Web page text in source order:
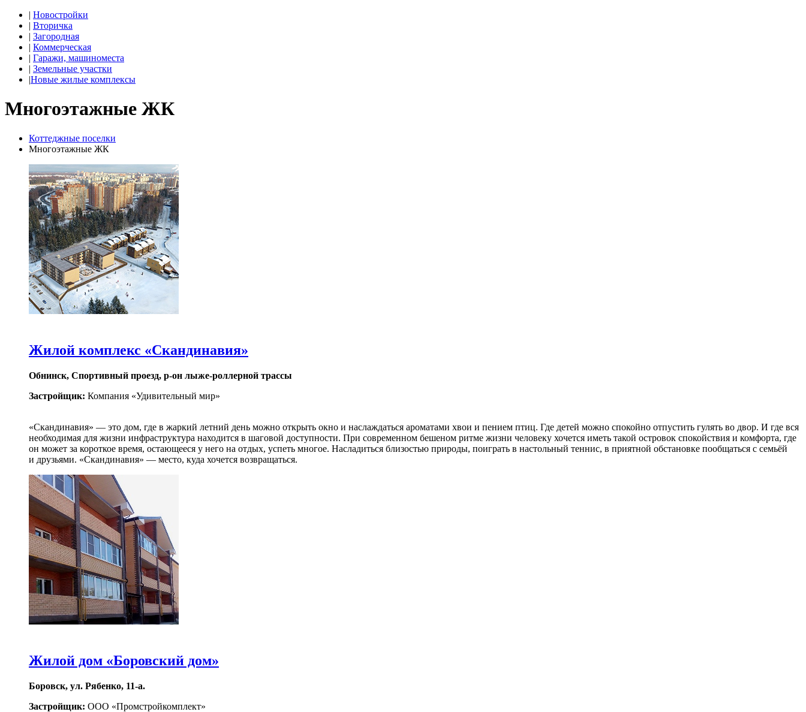
| Новостройки
| Вторичка
| Загородная
| Коммерческая
| Гаражи, машиноместа
| Земельные участки
|Новые жилые комплексы
Многоэтажные ЖК
Коттеджные поселки
Многоэтажные ЖК
Жилой комплекс «Скандинавия»
Обнинск, Спортивный проезд, р-он лыже-роллерной трассы
Застройщик: Компания «Удивительный мир»
«Скандинавия» — это дом, где в жаркий летний день можно открыть окно и наслаждаться ароматами хвои и пением птиц. Где детей можно спокойно отпустить гулять во двор. И где вся
необходимая для жизни инфраструктура находится в шаговой доступности. При современном бешеном ритме жизни человеку хочется иметь такой островок спокойствия и комфорта, где
он может за короткое время, остающееся у него на отдых, успеть многое. Насладиться близостью природы, поиграть в настольный теннис, в приятной обстановке пообщаться с семьёй
и друзьями. «Скандинавия» — место, куда хочется возвращаться.
Жилой дом «Боровский дом»
Боровск, ул. Рябенко, 11-а.
Застройщик: ООО «Промстройкомплект»